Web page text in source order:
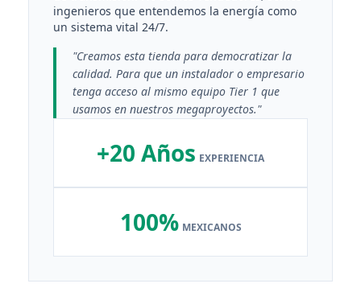
ingenieros que entendemos la energía como
un sistema vital 24/7.
"Creamos esta tienda para democratizar la
calidad. Para que un instalador o empresario
tenga acceso al mismo equipo Tier 1 que
usamos en nuestros megaproyectos."
+20 Años EXPERIENCIA
100% MEXICANOS